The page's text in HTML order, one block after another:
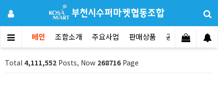
메인 조합소개 주요사업 판매상품 공지사항 문
Total 4,111,552 Posts, Now 268716 Page